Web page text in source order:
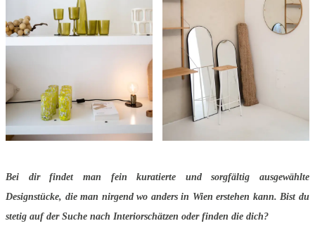
Bei dir findet man fein kuratierte und sorgfältig ausgewählte
Designstücke, die man nirgend wo anders in Wien erstehen kann. Bist du
stetig auf der Suche nach Interiorschätzen oder finden die dich?